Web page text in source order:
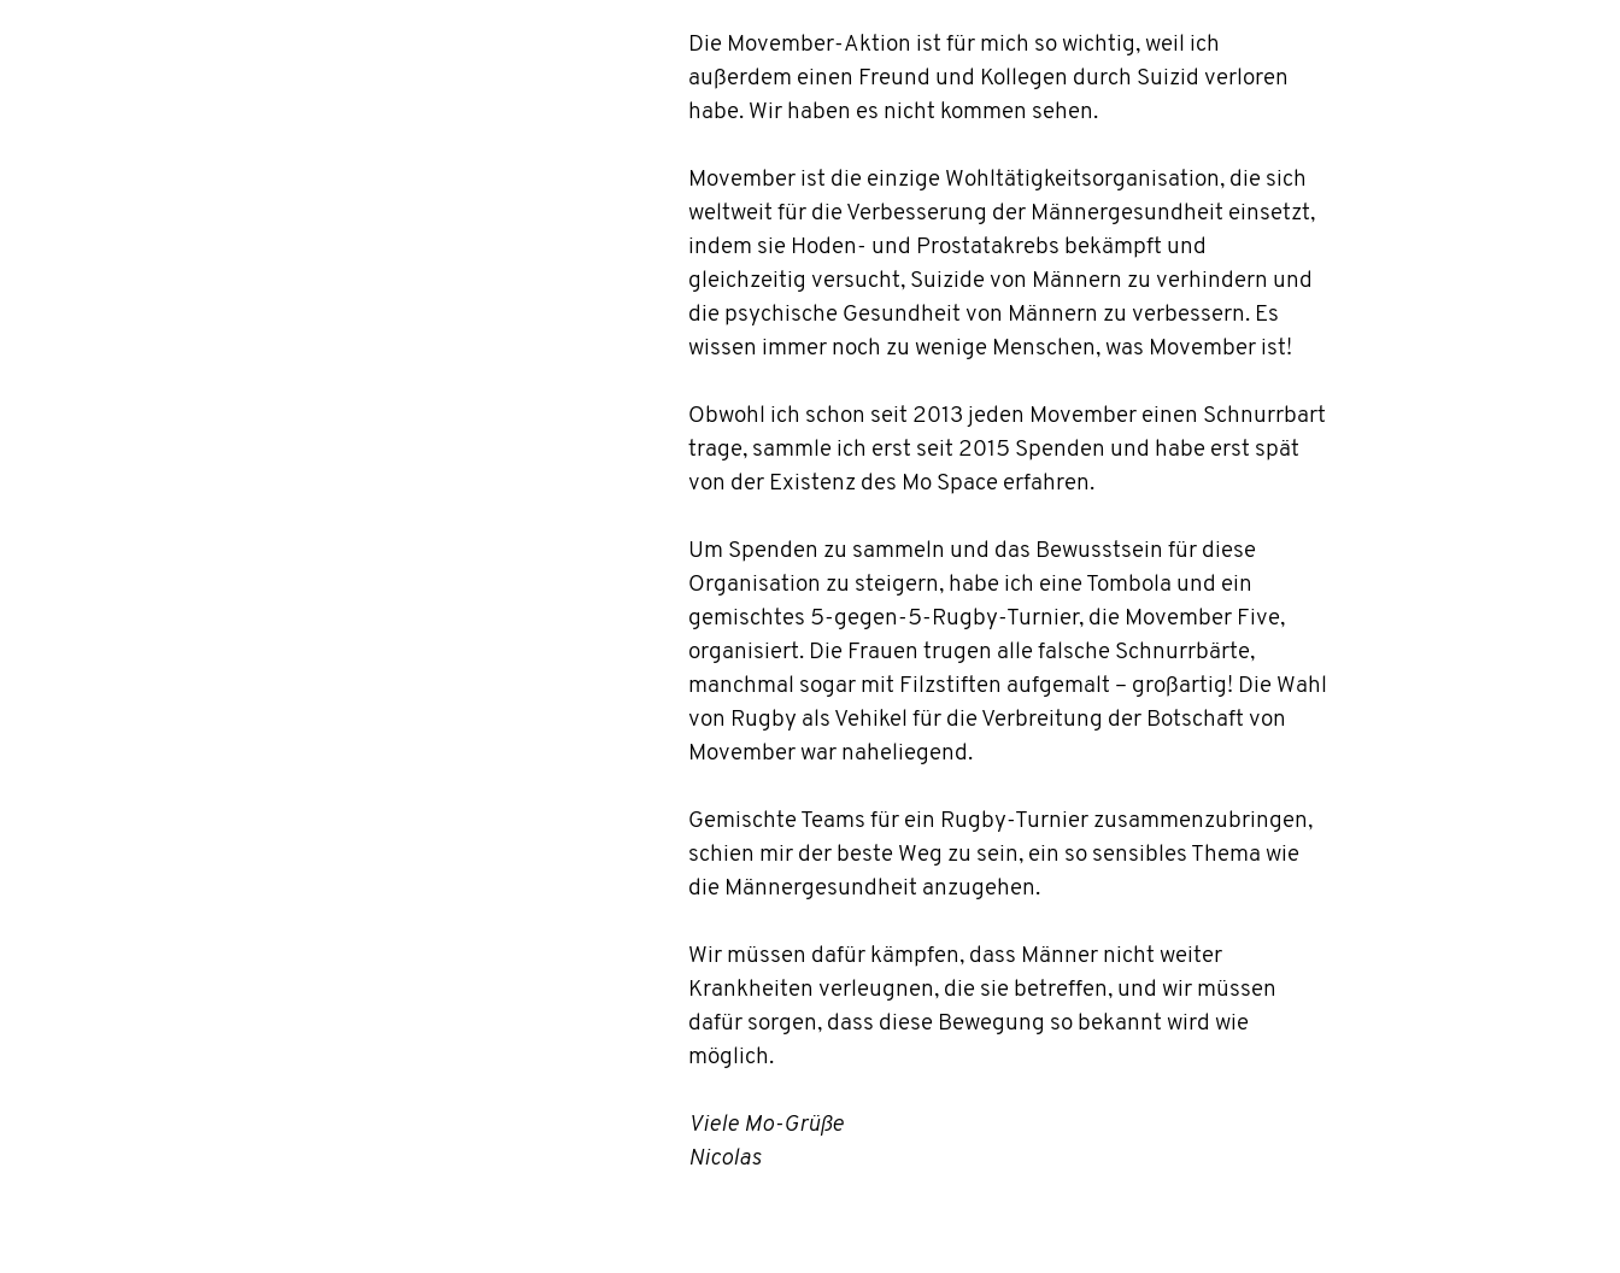
Die Movember-Aktion ist für mich so wichtig, weil ich
außerdem einen Freund und Kollegen durch Suizid verloren
habe. Wir haben es nicht kommen sehen.
Movember ist die einzige Wohltätigkeitsorganisation, die sich
weltweit für die Verbesserung der Männergesundheit einsetzt,
indem sie Hoden- und Prostatakrebs bekämpft und
gleichzeitig versucht, Suizide von Männern zu verhindern und
die psychische Gesundheit von Männern zu verbessern. Es
wissen immer noch zu wenige Menschen, was Movember ist!
Obwohl ich schon seit 2013 jeden Movember einen Schnurrbart
trage, sammle ich erst seit 2015 Spenden und habe erst spät
von der Existenz des Mo Space erfahren.
Um Spenden zu sammeln und das Bewusstsein für diese
Organisation zu steigern, habe ich eine Tombola und ein
gemischtes 5-gegen-5-Rugby-Turnier, die Movember Five,
organisiert. Die Frauen trugen alle falsche Schnurrbärte,
manchmal sogar mit Filzstiften aufgemalt – großartig! Die Wahl
von Rugby als Vehikel für die Verbreitung der Botschaft von
Movember war naheliegend.
Gemischte Teams für ein Rugby-Turnier zusammenzubringen,
schien mir der beste Weg zu sein, ein so sensibles Thema wie
die Männergesundheit anzugehen.
Wir müssen dafür kämpfen, dass Männer nicht weiter
Krankheiten verleugnen, die sie betreffen, und wir müssen
dafür sorgen, dass diese Bewegung so bekannt wird wie
möglich.
Viele Mo-Grüße
Nicolas